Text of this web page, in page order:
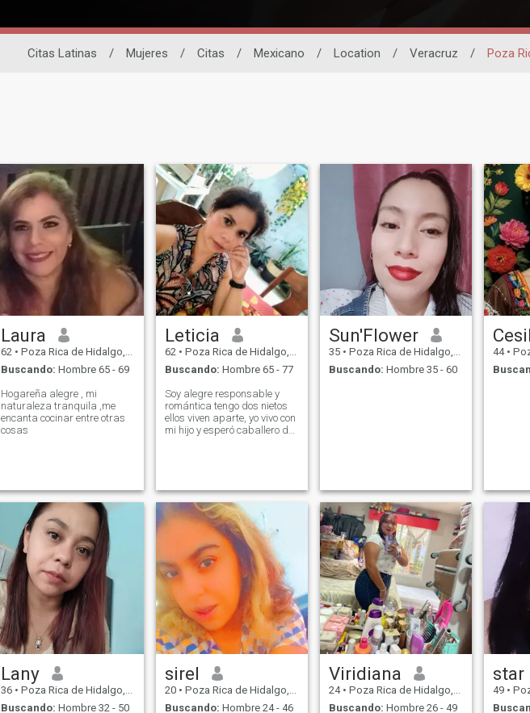
Citas Latinas / Mujeres / Citas / Mexicano / Location / Veracruz / Poza
Laura
62 • Poza Rica de Hidalgo, Veracruz, México
Buscando: Hombre 65 - 69
Hogareña alegre , mi
naturaleza tranquila ,me
encanta cocinar entre otras
cosas
Leticia
62 • Poza Rica de Hidalgo, Veracruz, México
Buscando: Hombre 65 - 77
Soy alegre responsable y
romántica tengo dos nietos
ellos viven aparte, yo vivo con
mi hijo y esperó caballero de
Sun'Flower
35 • Poza Rica de Hidalgo, Veracruz, México
Buscando: Hombre 35 - 60
44 • Poza
Lany
36 • Poza Rica de Hidalgo, Veracruz, México
Buscando: Hombre 32 - 50
sirel
20 • Poza Rica de Hidalgo, Veracruz, México
Buscando: Hombre 24 - 46
Viridiana
24 • Poza Rica de Hidalgo, Veracruz, México
Buscando: Hombre 26 - 49
star
49 • Poza